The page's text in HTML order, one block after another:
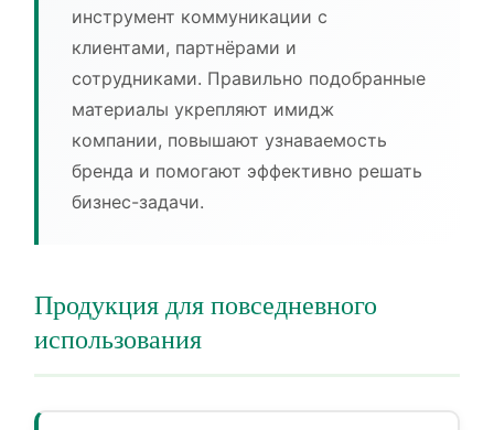
инструмент коммуникации с
клиентами, партнёрами и
сотрудниками. Правильно подобранные
материалы укрепляют имидж
компании, повышают узнаваемость
бренда и помогают эффективно решать
бизнес-задачи.
Продукция для повседневного
использования